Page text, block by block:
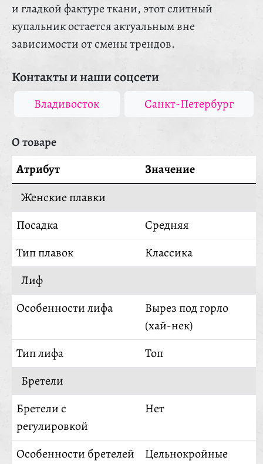
и гладкой фактуре ткани, этот слитный
купальник остается актуальным вне
зависимости от смены трендов.
Контакты и наши соцсети
Владивосток Санкт-Петербург
О товаре
Атрибут
Значение
Женские плавки
Посадка
Средняя
Тип плавок
Классика
Лиф
Особенности лифа
Вырез под горло
(хай-нек)
Тип лифа
Топ
Бретели
Бретели с
регулировкой
Нет
Особенности бретелей
Цельнокройные